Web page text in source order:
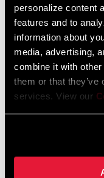
personalize content
features and to
information about
media, advertising,
combine it with
them or that
services. View our
AUSLÖSEWINKEL
SPANNUNG
604kb
Videos